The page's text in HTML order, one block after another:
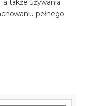
także używania
pełnego